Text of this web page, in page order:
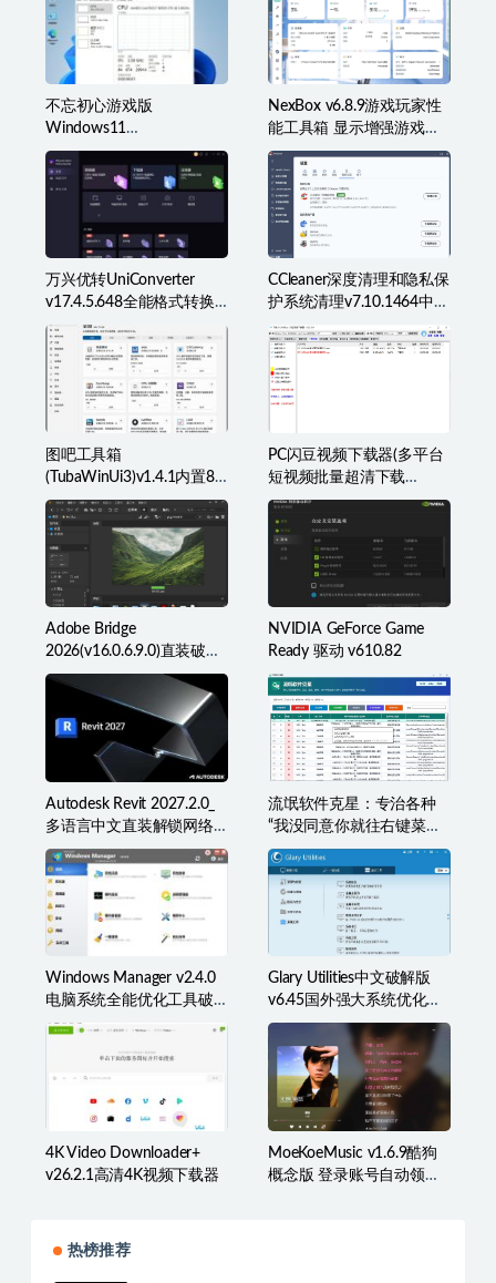
不忘初心游戏版
Windows11
v25H2(26200.8973)无更新
[精简系统美化版]
NexBox v6.8.9游戏玩家性
能工具箱 显示增强游戏辅
助准星叠加、监控等
万兴优转UniConverter
v17.4.5.648全能格式转换
工具箱破解版
CCleaner深度清理和隐私保
护系统清理v7.10.1464中文
破解版
图吧工具箱
(TubaWinUi3)v1.4.1内置82
款检测工具便携版
PC闪豆视频下载器(多平台
短视频批量超清下载
器)v2026.07.29
Adobe Bridge
2026(v16.0.6.9.0)直装破解
版(简称BR2026)
NVIDIA GeForce Game
Ready 驱动 v610.82
Autodesk Revit 2027.2.0_
多语言中文直装解锁网络
许可版
流氓软件克星：专治各种
“我没同意你就往右键菜单
里塞东西”
Windows Manager v2.4.0
电脑系统全能优化工具破
解版
Glary Utilities中文破解版
v6.45国外强大系统优化百
宝箱
4K Video Downloader+
v26.2.1高清4K视频下载器
MoeKoeMusic v1.6.9酷狗
概念版 登录账号自动领取
热榜推荐